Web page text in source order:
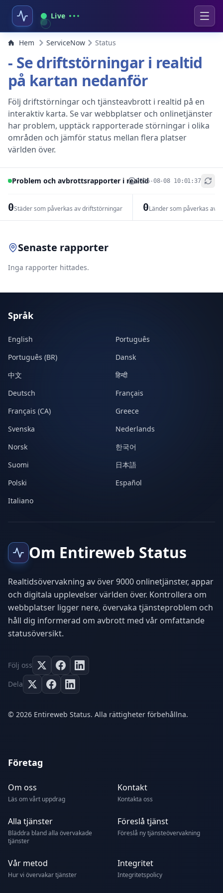
Live
Hem ServiceNow Status
- Se driftstörningar i realtid
på kartan nedanför
Följ driftstörningar och tjänsteavbrott i realtid på en
interaktiv karta. Se var webbplatser och onlinetjänster
har problem, upptäck rapporterade störningar i olika
områden och jämför status mellan flera platser
världen över.
Problem och avbrottsrapporter i realtid2026-08-08 10:01:37
0Städer som påverkas av driftstörningar 0Länder som påverkas av
+
Senaste rapporter
Inga rapporter hittades.
Språk
English
Português
Português (BR)
Dansk
中文
हिन्दी
Deutsch
Français
Français (CA)
Greece
Svenska
Nederlands
Norsk
한국어
Suomi
日本語
Polski
Español
Italiano
Om Entireweb Status
Realtidsövervakning av över 9000 onlinetjänster, appar
och digitala upplevelser världen över. Kontrollera om
webbplatser ligger nere, övervaka tjänsteproblem och
håll dig informerad om avbrott med vår omfattande
statusöversikt.
Följ oss
Dela
© 2026 Entireweb Status. Alla rättigheter förbehållna.
Företag
Om oss
Läs om vårt uppdrag
Kontakt
Kontakta oss
Alla tjänster
Bläddra bland alla övervakade
tjänster
Föreslå tjänst
Föreslå ny tjänsteövervakning
Vår metod
Hur vi övervakar tjänster
Integritet
Integritetspolicy